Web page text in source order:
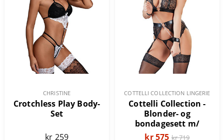
CHRISTINE
Crotchless Play Body-
Set
kr 259
COTTELLI COLLECTION LINGERIE
Cottelli Collection -
Blonder- og
bondagesett m/
Avtagbare Cuffs
kr 575 kr 719